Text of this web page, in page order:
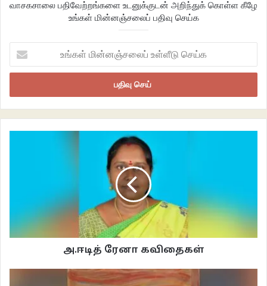
திரிந்திருந்திருந்தாலும் களம் அறியாத நாடகக்காரராக சேலத்துக்காரர்கள்
இதற்கு ஒரு இராமாயணக் கதையை சொல்லுவதை தவிர்க்காமல்
விடமாட்டார்கள்.
இராவணன் சீதையைத் தூக்கிக் கொண்டு ஆகாய மார்க்கமாய் போகையில்
ஐடாயு கழுகு குறுக்கிட்டு சண்டையிட்டு இராவணனால் வெட்டி வீழ்த்தப்படுகிறது.
சுண்ணாம்புக்
. இதிலும் உயிரியலுடன் வேதியியலும் கலந்து கொள்ளும்
வாசகசாலை பதிவேற்றங்களை உடனுக்குடன் அறிந்துக் கொள்ள கீழே
உங்கள் மின்னஞ்சலைப் பதிவு செய்க
மின்னஞ்சலைப்
உள்ளீடு
அ.ஈடித் ரேனா கவிதைகள்